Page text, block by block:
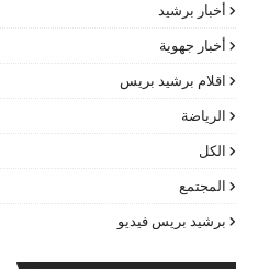
أخبار برشيد
أخبار جهوية
اقلام برشيد بريس
الرياضة
الكل
المجتمع
برشيد بريس فيديو